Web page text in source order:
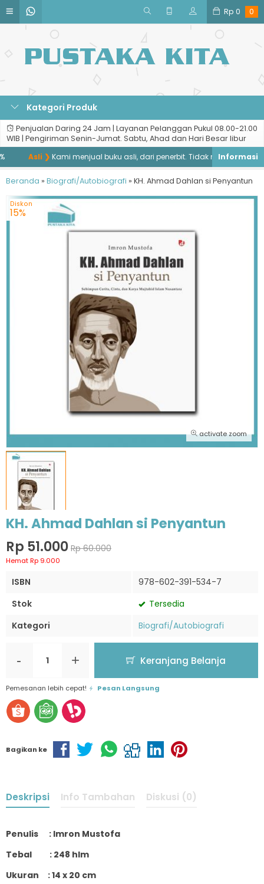
Rp 0 0
Kategori Produk
Penjualan Daring 24 Jam | Layanan Pelanggan Pukul 08.00-21.00
WIB | Pengiriman Senin-Jumat. Sabtu, Ahad dan Hari Besar libur
Asli ❯ Kami menjual buku asli, dari penerbit. Tidak menjual buku
Beranda » Biografi/Autobiografi » KH. Ahmad Dahlan si Penyantun
activate zoom
Diskon
15%
KH. Ahmad Dahlan si Penyantun
Rp 51.000 Rp 60.000
Hemat Rp 9.000
ISBN
978-602-391-534-7
Stok
Tersedia
Kategori
Biografi/Autobiografi
- + Keranjang Belanja
Pemesanan lebih cepat! Pesan Langsung
Bagikan ke
Deskripsi Info Tambahan Diskusi (0)
Penulis : Imron Mustofa
Tebal : 248 hlm
Ukuran : 14 x 20 cm